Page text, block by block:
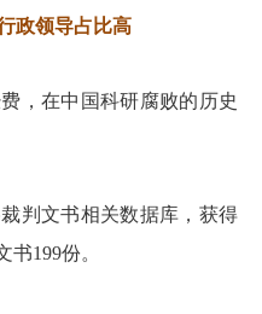
政领导占比高
，在中国科研腐败的历史
判文书相关数据库，获得
199份。